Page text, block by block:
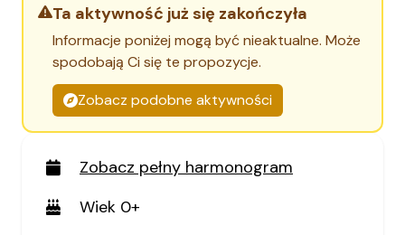
Ta aktywność już się zakończyła
Informacje poniżej mogą być nieaktualne. Może
spodobają Ci się te propozycje.
Zobacz podobne aktywności
Zobacz pełny harmonogram
Wiek 0+